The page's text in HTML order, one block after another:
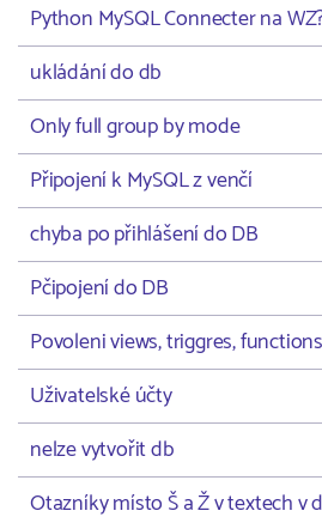
Python MySQL Connecter na
ukládání do db
Only full group by mode
Připojení k MySQL z venčí
chyba po přihlášení do DB
Pčipojení do DB
Povoleni views, triggres, functions
Uživatelské účty
nelze vytvořit db
Otazníky místo Š a Ž v textech v